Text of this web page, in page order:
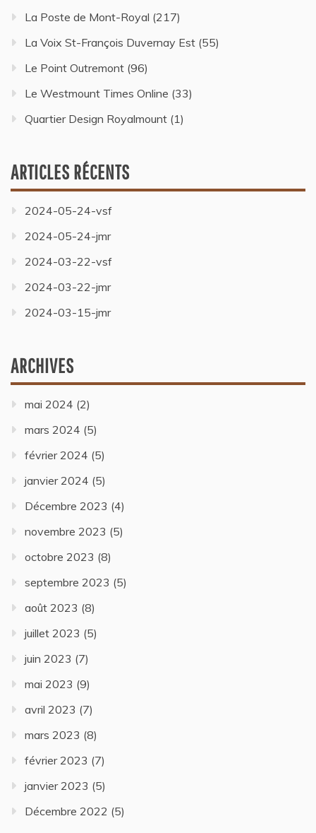
La Poste de Mont-Royal (217)
La Voix St-François Duvernay Est (55)
Le Point Outremont (96)
Le Westmount Times Online (33)
Quartier Design Royalmount (1)
ARTICLES RÉCENTS
2024-05-24-vsf
2024-05-24-jmr
2024-03-22-vsf
2024-03-22-jmr
2024-03-15-jmr
ARCHIVES
mai 2024 (2)
mars 2024 (5)
février 2024 (5)
janvier 2024 (5)
Décembre 2023 (4)
novembre 2023 (5)
octobre 2023 (8)
septembre 2023 (5)
août 2023 (8)
juillet 2023 (5)
juin 2023 (7)
mai 2023 (9)
avril 2023 (7)
mars 2023 (8)
février 2023 (7)
janvier 2023 (5)
Décembre 2022 (5)